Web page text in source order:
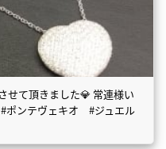
て頂きました💎 常連様い
ポンテヴェキオ #ジュエル